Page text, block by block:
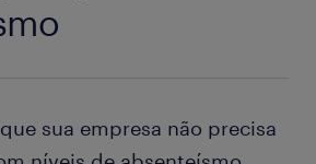
sua empresa não precisa